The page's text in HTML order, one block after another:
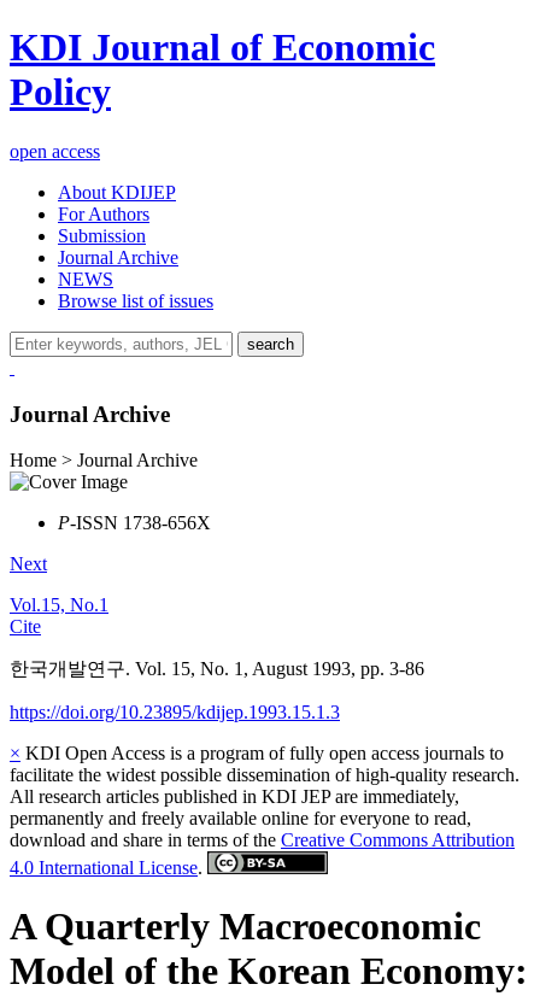
KDI Journal of Economic
Policy
open access
About KDIJEP
For Authors
Submission
Journal Archive
NEWS
Browse list of issues
search
Journal Archive
Home > Journal Archive
P-ISSN 1738-656X
Next
Vol.15, No.1
Cite
한국개발연구. Vol. 15, No. 1, August 1993, pp. 3-86
https://doi.org/10.23895/kdijep.1993.15.1.3
× KDI Open Access is a program of fully open access journals to
facilitate the widest possible dissemination of high-quality research.
All research articles published in KDI JEP are immediately,
permanently and freely available online for everyone to read,
download and share in terms of the Creative Commons Attribution
4.0 International License.
A Quarterly Macroeconomic
Model of the Korean Economy: